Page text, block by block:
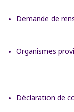
Demande de
Organismes
Déclaration de